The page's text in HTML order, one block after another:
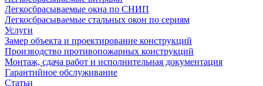
Легкосбрасываемые окна по СНИП
Легкосбрасываемые стальных окон по сериям
Услуги
Замер объекта и проектирование конструкций
Производство противопожарных конструкций
Монтаж, сдача работ и исполнительная документация
Гарантийное обслуживание
Статьи